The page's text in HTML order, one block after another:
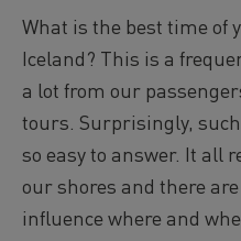
What is the best time of
Iceland? This is a
a lot from our
tours. Surprisingly,
so easy to answer. It all
our shores and there
influence where and